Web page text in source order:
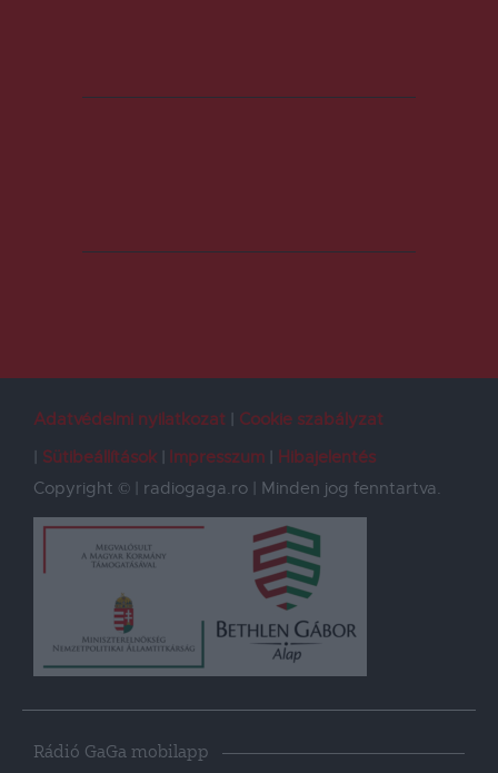
Adatvédelmi nyilatkozat
Cookie szabályzat
Sütibeállítások
Impresszum
Hibajelentés
Copyright © | radiogaga.ro | Minden jog fenntartva.
Rádió GaGa mobilapp